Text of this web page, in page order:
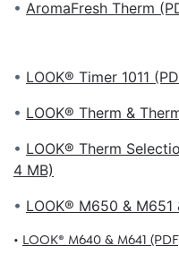
• AromaFresh Therm
• LOOK® Timer 1011
• LOOK® Therm &
• LOOK® Therm
4 MB)
• LOOK® M650 & M651
• LOOK® M640 & M641